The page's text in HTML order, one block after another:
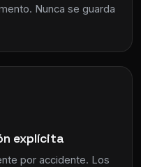
Nunca se guarda
explícita
por accidente. Los